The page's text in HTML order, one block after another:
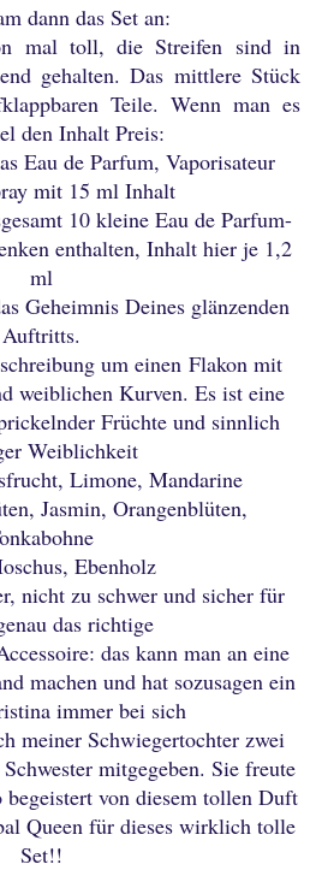
dann das Set an:
mal toll, die Streifen sind in
gehalten. Das mittlere Stück
Teile. Wenn man es
den Inhalt Preis:
Eau de Parfum, Vaporisateur
mit 15 ml Inhalt
10 kleine Eau de Parfum-
enthalten, Inhalt hier je 1,2
ml
Geheimnis Deines glänzenden
Auftritts.
um einen Flakon mit
weiblichen Kurven. Es ist eine
Früchte und sinnlich
Weiblichkeit
Limone, Mandarine
Jasmin, Orangenblüten,
Ebenholz
nicht zu schwer und sicher für
das richtige
das kann man an eine
machen und hat sozusagen ein
immer bei sich
meiner Schwiegertochter zwei
mitgegeben. Sie freute
begeistert von diesem tollen Duft
Queen für dieses wirklich tolle
Set!!